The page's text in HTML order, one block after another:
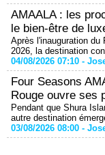
AMAALA : les
le bien-être de
Après l'inauguration du
2026, la destination
04/08/2026 07:10 -
Four Seasons
Rouge ouvre ses
Pendant que Shura
autre destination
03/08/2026 08:00 -